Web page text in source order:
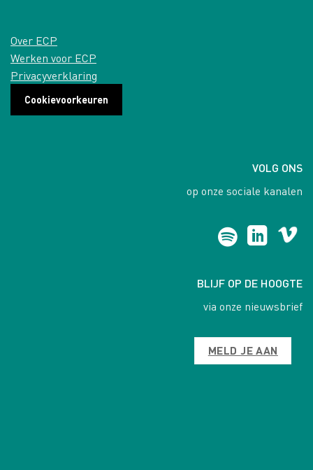
Over ECP
Werken voor ECP
Privacyverklaring
Cookievoorkeuren
VOLG ONS
op onze sociale kanalen
BLIJF OP DE HOOGTE
via onze nieuwsbrief
MELD JE AAN